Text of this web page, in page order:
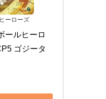
ーローズ
ールヒーロ
ゴジータ